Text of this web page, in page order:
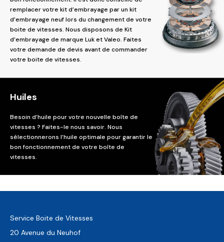
remplacer votre kit d’embrayage par un kit
d’embrayage neuf lors du changement de votre
boite de vitesses. Nous disposons de Kit
d’embrayage de marque Luk et Valeo. Faites
votre demande de devis avant de commander
votre boite de vitesses.
Huiles
Besoin d’huile pour votre nouvelle boîte de
vitesses ? Faites-le nous savoir. Nous
sélectionnerons l’huile optimale pour garantir le
bon fonctionnement de votre boîte de
vitesses.
Service Boite de Vitesses
20 Avenue du Neuhof